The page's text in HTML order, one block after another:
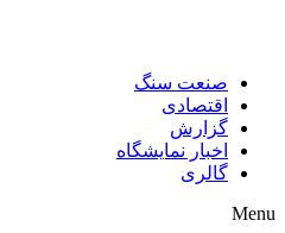
صنعت سنگ
اقتصادی
گزارش
اخبار نمایشگاه
گالری
Menu